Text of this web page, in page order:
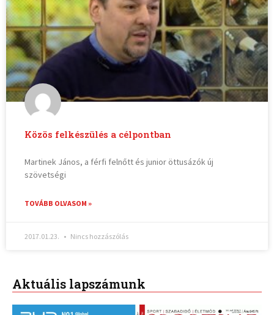
Közös felkészülés a célpontban
Martinek János, a férfi felnőtt és junior öttusázók új
szövetségi
TOVÁBB OLVASOM »
2017.01.23. Nincs hozzászólás
Aktuális lapszámunk